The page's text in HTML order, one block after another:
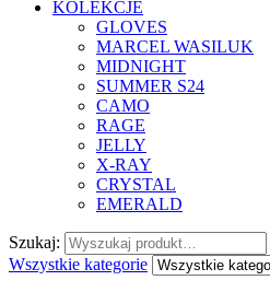
KOLEKCJE
GLOVES
MARCEL WASILUK
MIDNIGHT
SUMMER S24
CAMO
RAGE
JELLY
X-RAY
CRYSTAL
EMERALD
Szukaj:
Wszystkie kategorie